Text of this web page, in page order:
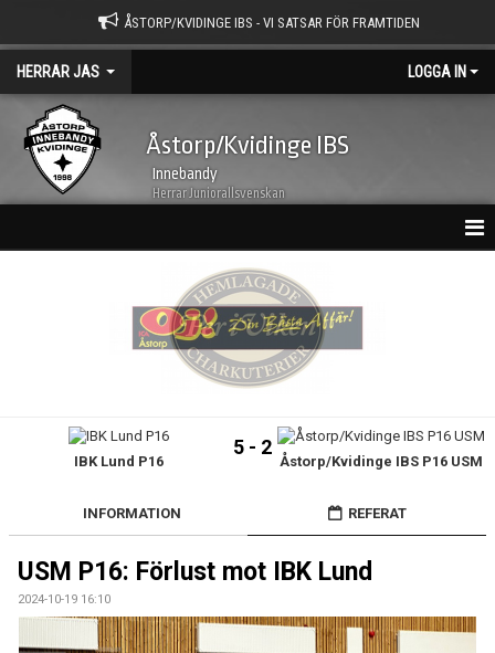
ÅSTORP/KVIDINGE IBS - VI SATSAR FÖR FRAMTIDEN
HERRAR JAS LOGGA IN
Åstorp/Kvidinge IBS
Innebandy
Herrar Juniorallsvenskan
MATCHER
DOKUMENT
IBK Lund P16
5 - 2
Åstorp/Kvidinge IBS P16 USM
INFORMATION REFERAT
USM P16: Förlust mot IBK Lund
2024-10-19 16:10